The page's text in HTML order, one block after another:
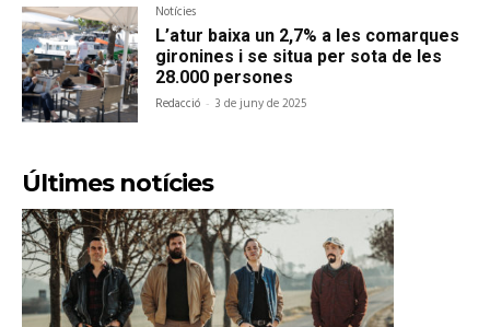
Notícies
L’atur baixa un 2,7% a les comarques
gironines i se situa per sota de les
28.000 persones
Redacció - 3 de juny de 2025
Últimes notícies